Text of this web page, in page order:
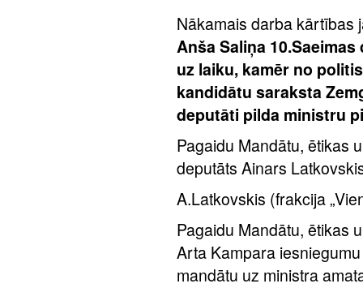
Nākamais darba kārtības
Anša Saliņa
uz laiku, kamēr no
kandidātu saraksta
deputāti pilda ministru
Pagaidu Mandātu, ētikas
deputāts Ainars
A.Latkovskis (frakcija
Pagaidu Mandātu, ētikas
Arta Kampara
mandātu uz ministra